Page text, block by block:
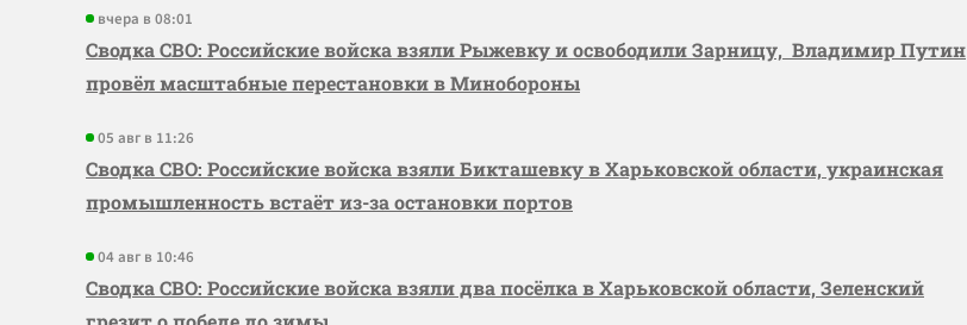
вчера в 08:01
Сводка СВО: Российские войска взяли Рыжевку и освободили Зарницу, Владимир Путин
провёл масштабные перестановки в Минобороны
05 авг в 11:26
Сводка СВО: Российские войска взяли Бикташевку в Харьковской области, украинская
промышленность встаёт из-за остановки портов
04 авг в 10:46
Сводка СВО: Российские войска взяли два посёлка в Харьковской области, Зеленский